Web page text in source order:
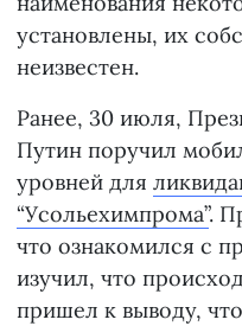
установлены, их
неизвестен.
Ранее, 30 июля,
Путин поручил
уровней для
“Усольехимпрома”.
что ознакомился с
изучил, что
пришел к выводу,